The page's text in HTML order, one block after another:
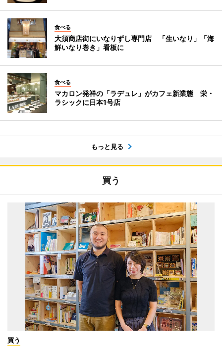
食べる
大須商店街にいなりずし専門店 「生いなり」「海
鮮いなり巻き」看板に
食べる
マカロン発祥の「ラデュレ」がカフェ新業態 栄・
ラシックに日本1号店
もっと見る
買う
買う